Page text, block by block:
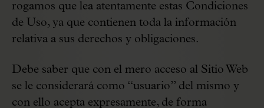
rogamos que lea atentamente estas Condiciones
de Uso, ya que contienen toda la información
relativa a sus derechos y obligaciones.
Debe saber que con el mero acceso al Sitio Web
se le considerará como “usuario” del mismo y
con ello acepta expresamente, de forma